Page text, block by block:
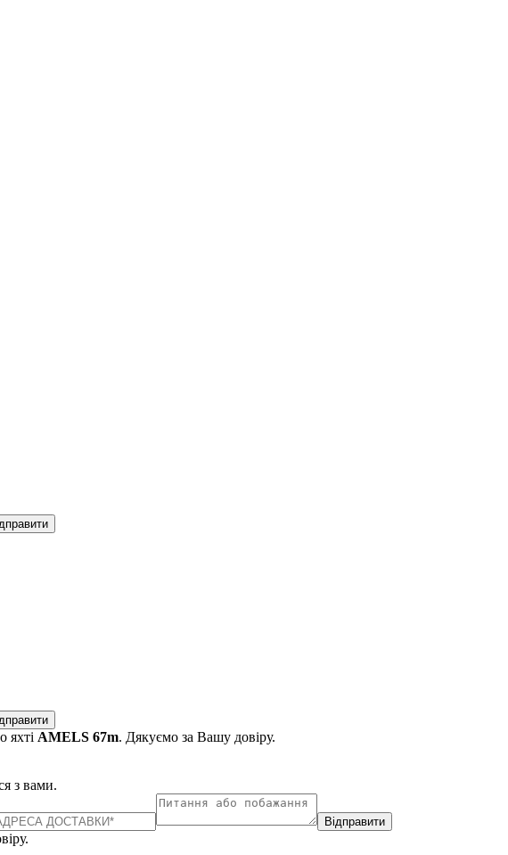
яхті AMELS 67m. Дякуємо за Вашу довіру.
з вами.
Відправити